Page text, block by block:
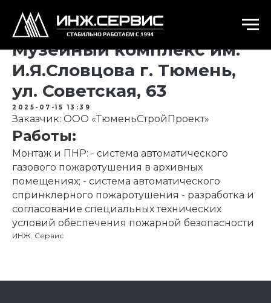
Музейный комплекс им.
И.Я.Словцова г. Тюмень,
ул. Советская, 63
2025-07-15 13:39
Заказчик: ООО «ТюменьСтройПроект»
Работы:
Монтаж и ПНР: - система автоматического
газового пожаротушения в архивных
помещениях; - система автоматического
спринклерного пожаротушения - разработка и
согласование специальных технических
условий обеспечения пожарной безопасности
ИНЖ. Сервис